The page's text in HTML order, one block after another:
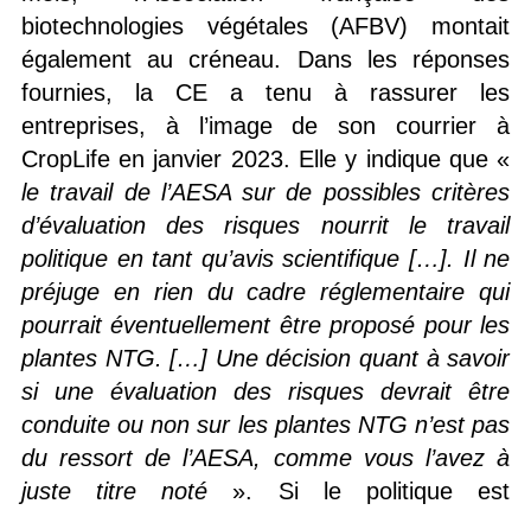
biotechnologies végétales (AFBV) montait
également au créneau. Dans les réponses
fournies, la CE a tenu à rassurer les
entreprises, à l’image de son courrier à
CropLife en janvier 2023. Elle y indique que «
le travail de l’AESA sur de possibles critères
d’évaluation des risques nourrit le travail
politique en tant qu’avis scientifique […]. Il ne
préjuge en rien du cadre réglementaire qui
pourrait éventuellement être proposé pour les
plantes NTG.[…] Une décision quant à savoir
si une évaluation des risques devrait être
conduite ou non sur les plantes NTG n’est pas
du ressort de l’AESA, comme vous l’avez à
juste titre noté ». Si le politique est